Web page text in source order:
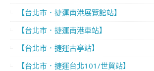
【台北市．捷運南港展覽館站】
【台北市．捷運南港車站】
【台北市．捷運古亭站】
【台北市．捷運台北101/世貿站】